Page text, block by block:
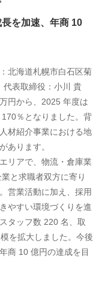
を加速、年商 10
北海道札幌市白石区菊
代表取締役：小川 貴
円から、2025 年度は
％となりました。背
材紹介事業における地
あります。
リアで、物流・倉庫業
と求職者双方に寄り
営業活動に加え、採用
やすい環境づくりを進
タッフ数 220 名、取
を拡大しました。今後
商 10 億円の達成を目